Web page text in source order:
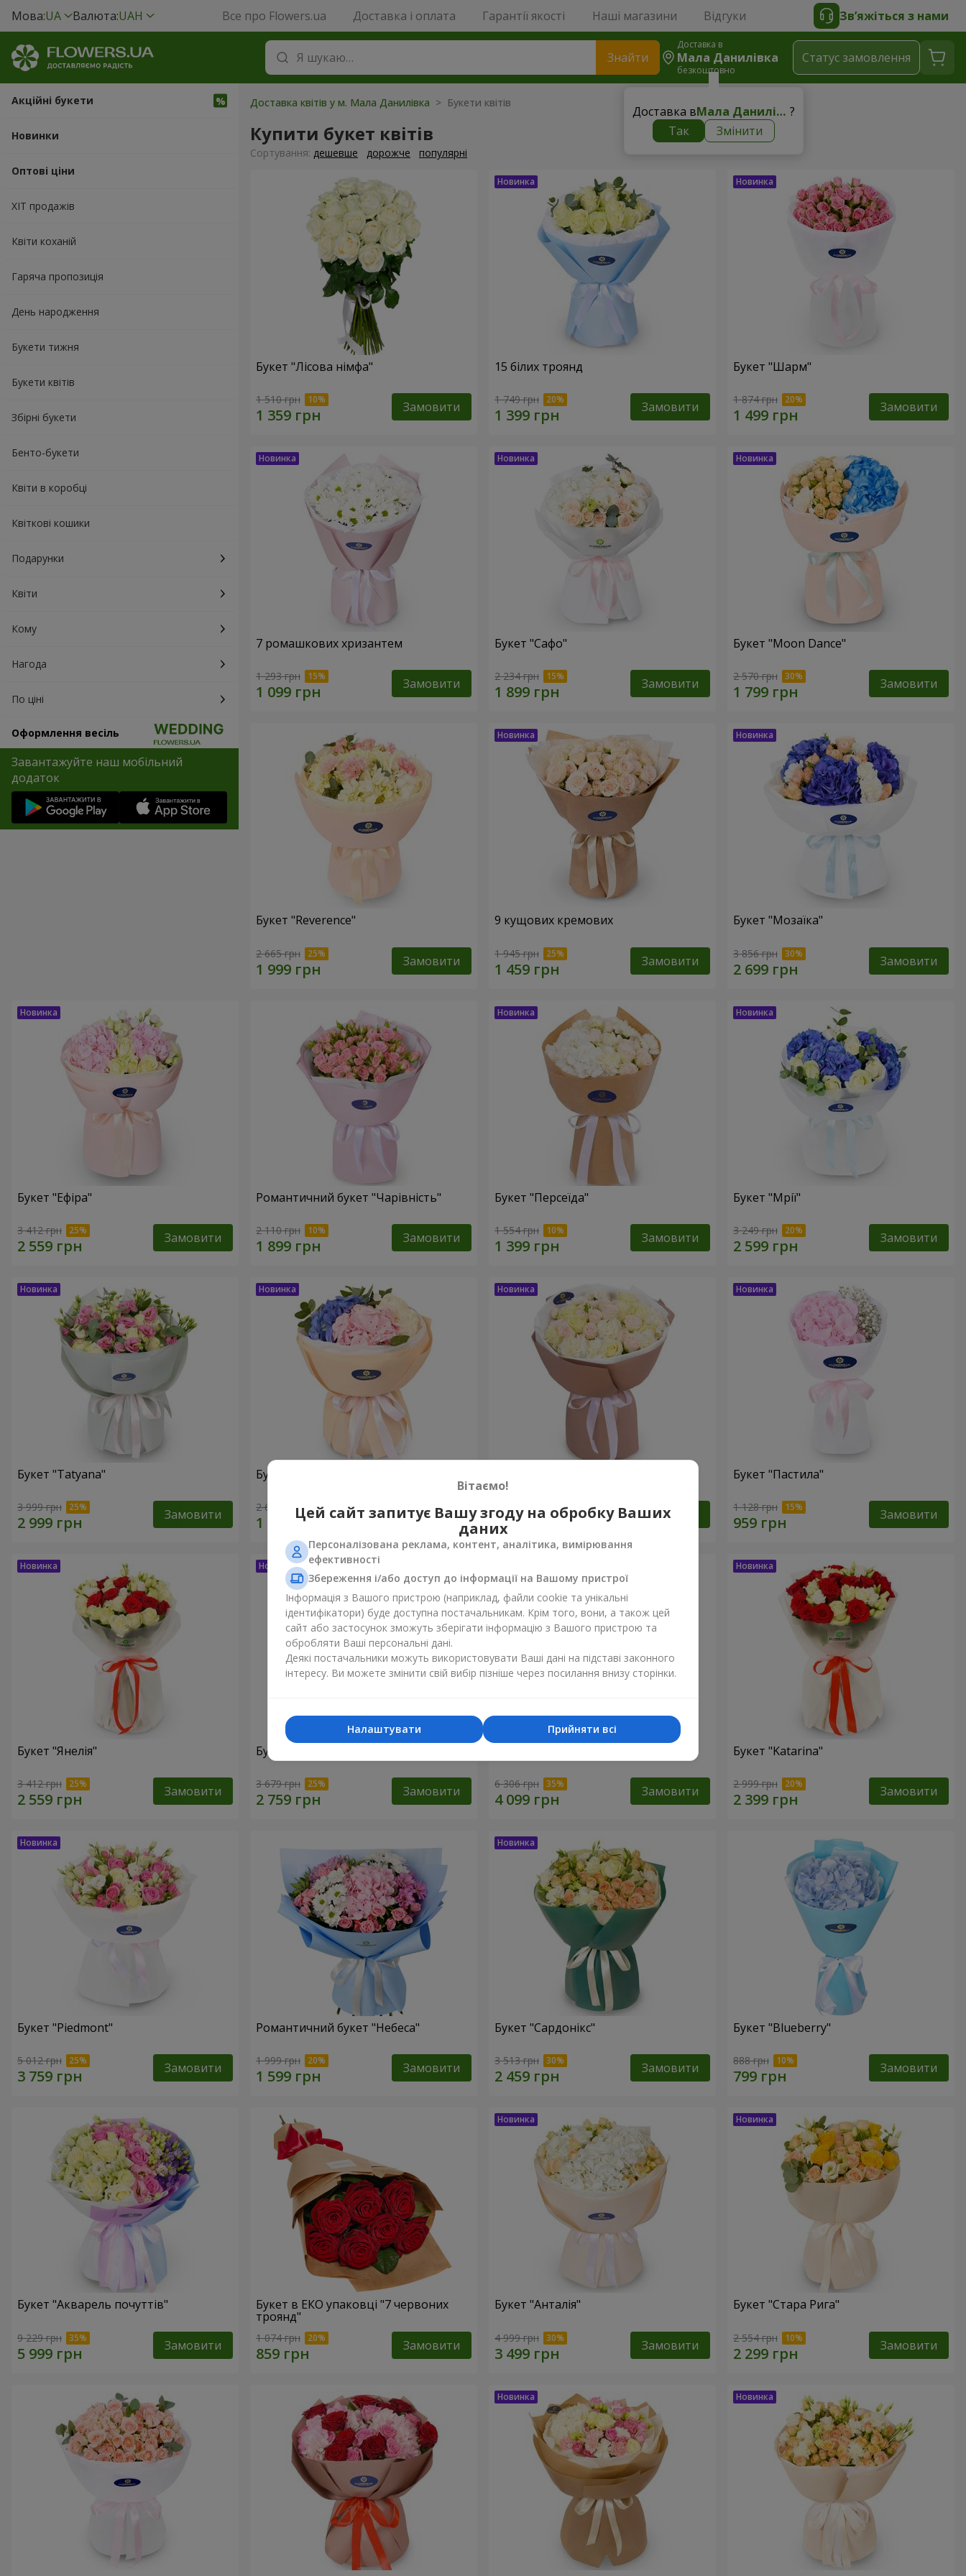
Мова:UA Валюта:UAH Все про Flowers.ua Доставка і оплата Гарантії якості Наші магазини Відгуки Зв’яжіться з нами
Знайти
Доставка в
Мала Данилівка
безкоштовно
Доставка в Мала Данилівка ?
Так
Змінити
Статус замовлення
Акційні букети
Новинки
Оптові ціни
ХІТ продажів
Квіти коханій
Гаряча пропозиція
День народження
Букети тижня
Букети квітів
Збірні букети
Бенто-букети
Квіти в коробці
Квіткові кошики
Подарунки
Квіти
Кому
Нагода
По ціні
Оформлення весіль
Завантажуйте наш мобільний
додаток
Доставка квітів у м. Мала Данилівка > Букети квітів
Купити букет квітів
Сортування: дешевше дорожче популярні
Букет "Лісова німфа"
1 510 грн Замовити
15 білих троянд
1 749 грн Замовити
Букет "Шарм"
1 874 грн Замовити
7 ромашкових хризантем
1 293 грн Замовити
Букет "Сафо"
2 234 грн Замовити
Букет "Moon Dance"
2 570 грн Замовити
Букет "Reverence"
2 665 грн Замовити
9 кущових кремових
1 945 грн Замовити
Букет "Мозаїка"
3 856 грн Замовити
Букет "Ефіра"
3 412 грн Замовити
Романтичний букет "Чарівність"
2 110 грн Замовити
Букет "Персеїда"
1 554 грн Замовити
Букет "Мрії"
3 249 грн Замовити
Букет "Tatyana"
3 999 грн Замовити
Букет "Хмара почуттів"
2 665 грн Замовити 2 374 грн Замовити
Букет "Пастила"
1 128 грн Замовити
Букет "Янелія"
3 412 грн Замовити
Букет "Щирість"
3 679 грн Замовити 6 306 грн Замовити
Букет "Katarina"
2 999 грн Замовити
Букет "Piedmont"
5 012 грн Замовити
Романтичний букет "Небеса"
1 999 грн Замовити
Букет "Сардонікс"
3 513 грн Замовити
Букет "Blueberry"
888 грн Замовити
Букет "Акварель почуттів"
9 229 грн Замовити
Букет в ЕКО упаковці "7 червоних
троянд"
1 074 грн Замовити
Букет "Анталія"
4 999 грн Замовити
Букет "Стара Рига"
2 554 грн Замовити
Вітаємо!
Цей сайт запитує Вашу згоду на обробку Ваших
даних
Персоналізована реклама, контент, аналітика, вимірювання
ефективності
Збереження і/або доступ до інформації на Вашому пристрої
Інформація з Вашого пристрою (наприклад, файли cookie та унікальні
ідентифікатори) буде доступна постачальникам. Крім того, вони, а також цей
сайт або застосунок зможуть зберігати інформацію з Вашого пристрою та
обробляти Ваші персональні дані.
Деякі постачальники можуть використовувати Ваші дані на підставі законного
інтересу. Ви можете змінити свій вибір пізніше через посилання внизу сторінки.
Прийняти всі
Налаштувати